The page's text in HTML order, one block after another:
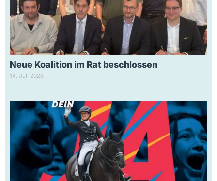
Neue Koalition im Rat beschlossen
14. Juli 2026